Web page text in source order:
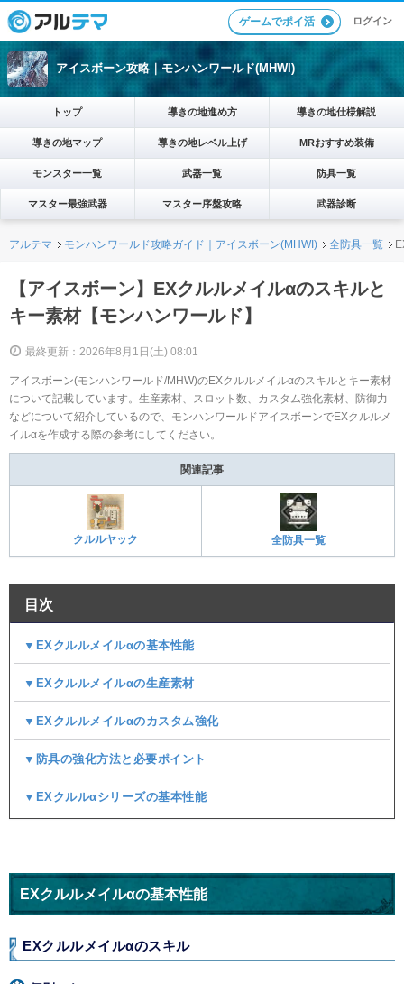
ゲームでポイ活 ログイン
アイスボーン攻略｜モンハンワールド(MHWI)
トップ 導きの地進め方 導きの地仕様解説
導きの地マップ 導きの地レベル上げ MRおすすめ装備
モンスター一覧 武器一覧 防具一覧
マスター最強武器 マスター序盤攻略 武器診断
アルテマ モンハンワールド攻略ガイド｜アイスボーン(MHWI) 全防具一覧
【アイスボーン】EXクルルメイルαのスキルと
キー素材【モンハンワールド】
最終更新：2026年8月1日(土) 08:01
アイスボーン(モンハンワールド/MHW)のEXクルルメイルαのスキルとキー素材
について記載しています。生産素材、スロット数、カスタム強化素材、防御力
などについて紹介しているので、モンハンワールドアイスボーンでEXクルルメ
イルαを作成する際の参考にしてください。
関連記事
クルルヤック 全防具一覧
目次
▼EXクルルメイルαの基本性能
▼EXクルルメイルαの生産素材
▼EXクルルメイルαのカスタム強化
▼防具の強化方法と必要ポイント
▼EXクルルαシリーズの基本性能
EXクルルメイルαの基本性能
EXクルルメイルαのスキル